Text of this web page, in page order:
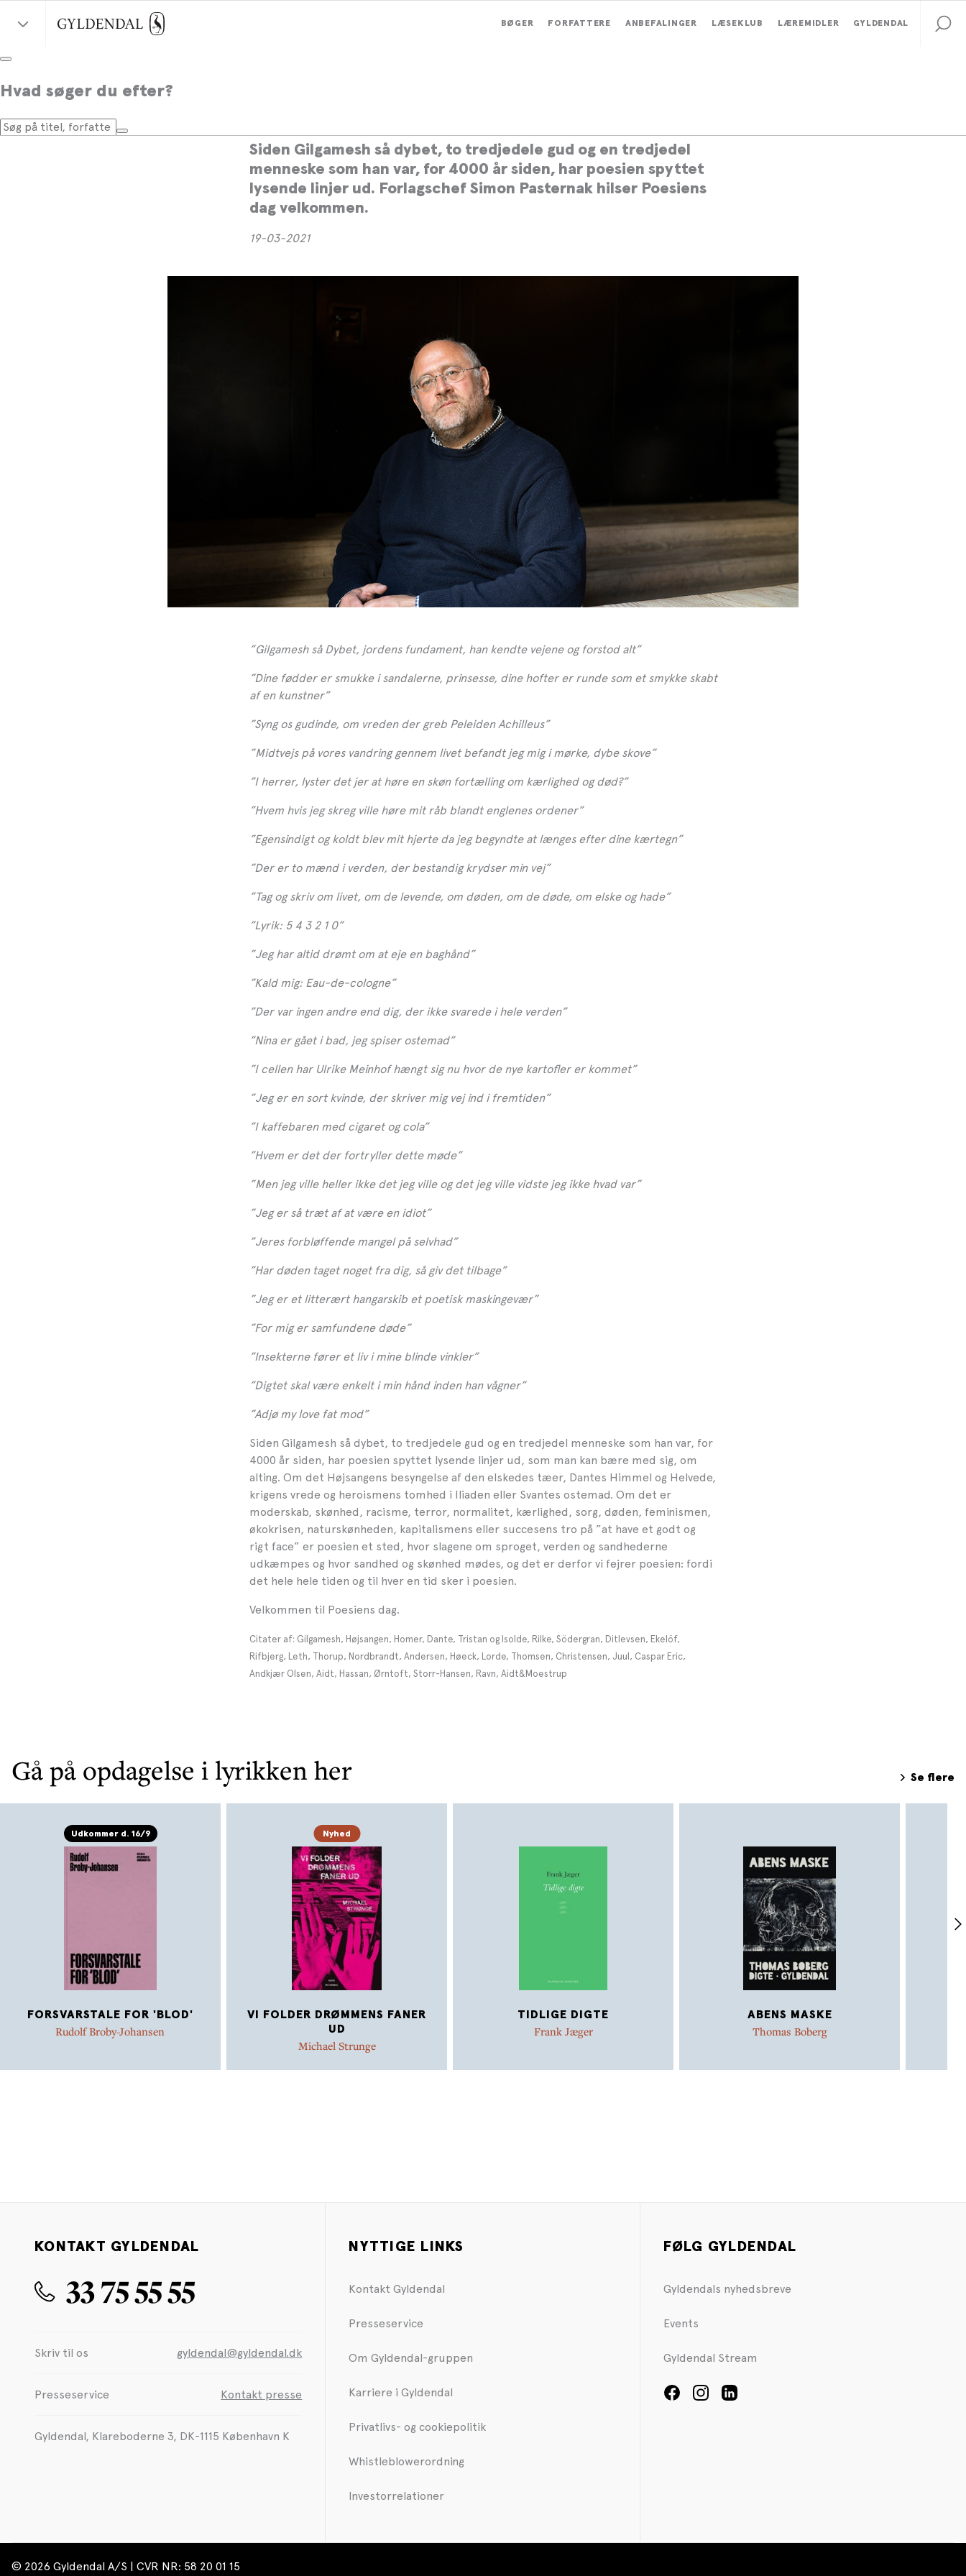
BØGER FORFATTERE ANBEFALINGER LÆSEKLUB LÆREMIDLER GYLDENDAL
Hvad søger du efter?
Siden Gilgamesh så dybet, to tredjedele gud og en tredjedel
menneske som han var, for 4000 år siden, har poesien spyttet
lysende linjer ud. Forlagschef Simon Pasternak hilser Poesiens
dag velkommen.
19-03-2021
”Gilgamesh så Dybet, jordens fundament, han kendte vejene og forstod alt”
”Dine fødder er smukke i sandalerne, prinsesse, dine hofter er runde som et smykke skabt
af en kunstner”
”Syng os gudinde, om vreden der greb Peleiden Achilleus”
”Midtvejs på vores vandring gennem livet befandt jeg mig i mørke, dybe skove”
”I herrer, lyster det jer at høre en skøn fortælling om kærlighed og død?”
”Hvem hvis jeg skreg ville høre mit råb blandt englenes ordener”
”Egensindigt og koldt blev mit hjerte da jeg begyndte at længes efter dine kærtegn”
”Der er to mænd i verden, der bestandig krydser min vej”
”Tag og skriv om livet, om de levende, om døden, om de døde, om elske og hade”
”Lyrik: 5 4 3 2 1 0”
”Jeg har altid drømt om at eje en baghånd”
”Kald mig: Eau-de-cologne”
”Der var ingen andre end dig, der ikke svarede i hele verden”
”Nina er gået i bad, jeg spiser ostemad”
”I cellen har Ulrike Meinhof hængt sig nu hvor de nye kartofler er kommet”
”Jeg er en sort kvinde, der skriver mig vej ind i fremtiden”
”I kaffebaren med cigaret og cola”
”Hvem er det der fortryller dette møde”
”Men jeg ville heller ikke det jeg ville og det jeg ville vidste jeg ikke hvad var”
”Jeg er så træt af at være en idiot”
”Jeres forbløffende mangel på selvhad”
”Har døden taget noget fra dig, så giv det tilbage”
”Jeg er et litterært hangarskib et poetisk maskingevær”
”For mig er samfundene døde”
”Insekterne fører et liv i mine blinde vinkler”
”Digtet skal være enkelt i min hånd inden han vågner”
”Adjø my love fat mod”
Siden Gilgamesh så dybet, to tredjedele gud og en tredjedel menneske som han var, for
4000 år siden, har poesien spyttet lysende linjer ud, som man kan bære med sig, om
alting. Om det Højsangens besyngelse af den elskedes tæer, Dantes Himmel og Helvede,
krigens vrede og heroismens tomhed i Iliaden eller Svantes ostemad. Om det er
moderskab, skønhed, racisme, terror, normalitet, kærlighed, sorg, døden, feminismen,
økokrisen, naturskønheden, kapitalismens eller succesens tro på ”at have et godt og
rigt face” er poesien et sted, hvor slagene om sproget, verden og sandhederne
udkæmpes og hvor sandhed og skønhed mødes, og det er derfor vi fejrer poesien: fordi
det hele hele tiden og til hver en tid sker i poesien.
Velkommen til Poesiens dag.
Citater af: Gilgamesh, Højsangen, Homer, Dante, Tristan og Isolde, Rilke, Södergran, Ditlevsen, Ekelöf,
Rifbjerg, Leth, Thorup, Nordbrandt, Andersen, Høeck, Lorde, Thomsen, Christensen, Juul, Caspar Eric,
Andkjær Olsen, Aidt, Hassan, Ørntoft, Storr-Hansen, Ravn, Aidt&Moestrup
Gå på opdagelse i lyrikken her Se flere
Udkommer d. 16/9
FORSVARSTALE FOR 'BLOD'
Rudolf Broby-Johansen
Nyhed
VI FOLDER DRØMMENS FANER
UD
Michael Strunge
TIDLIGE DIGTE
Frank Jæger
ABENS MASKE
Thomas Boberg
KONTAKT GYLDENDAL
33 75 55 55
Skriv til os gyldendal@gyldendal.dk
Presseservice Kontakt presse
Gyldendal, Klareboderne 3, DK-1115 København K
NYTTIGE LINKS
Kontakt Gyldendal
Presseservice
Om Gyldendal-gruppen
Karriere i Gyldendal
Privatlivs- og cookiepolitik
Whistleblowerordning
Investorrelationer
FØLG GYLDENDAL
Gyldendals nyhedsbreve
Events
Gyldendal Stream
© 2026 Gyldendal A/S | CVR NR: 58 20 01 15